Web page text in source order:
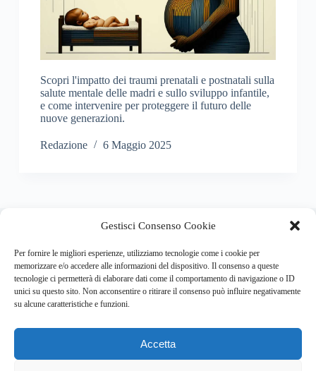
Gestisci Consenso Cookie
Per fornire le migliori esperienze, utilizziamo tecnologie come i cookie per
memorizzare e/o accedere alle informazioni del dispositivo. Il consenso a queste
tecnologie ci permetterà di elaborare dati come il comportamento di navigazione o ID
unici su questo sito. Non acconsentire o ritirare il consenso può influire negativamente
su alcune caratteristiche e funzioni.
Accetta
Scopri l'impatto dei traumi prenatali e postnatali sulla
salute mentale delle madri e sullo sviluppo infantile,
e come intervenire per proteggere il futuro delle
nuove generazioni.
Redazione 6 Maggio 2025
psicologia e salute mentale.
Address:
VIA USODIMARE 3 - 37138 - VERONA (VR)
info@respira.re
045-511-7681